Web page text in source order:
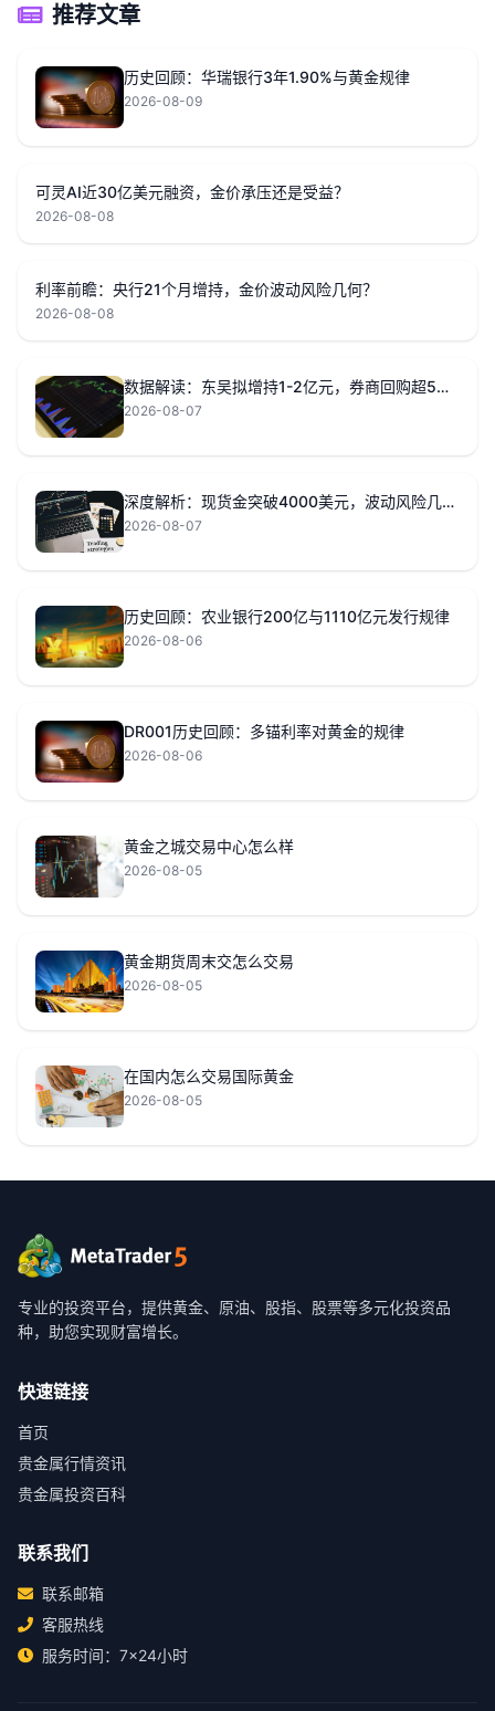
推荐文章
历史回顾：华瑞银行3年1.90%与黄金规律
2026-08-09
可灵AI近30亿美元融资，金价承压还是受益？
2026-08-08
利率前瞻：央行21个月增持，金价波动风险几何？
2026-08-08
数据解读：东吴拟增持1-2亿元，券商回购超5亿元意味着？
2026-08-07
深度解析：现货金突破4000美元，波动风险几何？
2026-08-07
历史回顾：农业银行200亿与1110亿元发行规律
2026-08-06
DR001历史回顾：多锚利率对黄金的规律
2026-08-06
黄金之城交易中心怎么样
2026-08-05
黄金期货周末交怎么交易
2026-08-05
在国内怎么交易国际黄金
2026-08-05
专业的投资平台，提供黄金、原油、股指、股票等多元化投资品
种，助您实现财富增长。
快速链接
首页
贵金属行情资讯
贵金属投资百科
联系我们
联系邮箱
客服热线
服务时间：7×24小时